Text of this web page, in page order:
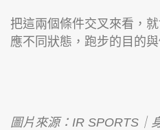
把這兩個條件交叉來看，
應不同狀態，跑步的目的
圖片來源：IR SPORTS｜